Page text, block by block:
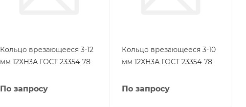
Кольцо врезающееся 3-12
мм 12ХН3А ГОСТ 23354-78
По запросу
Кольцо врезающееся 3-10
мм 12ХН3А ГОСТ 23354-78
По запросу